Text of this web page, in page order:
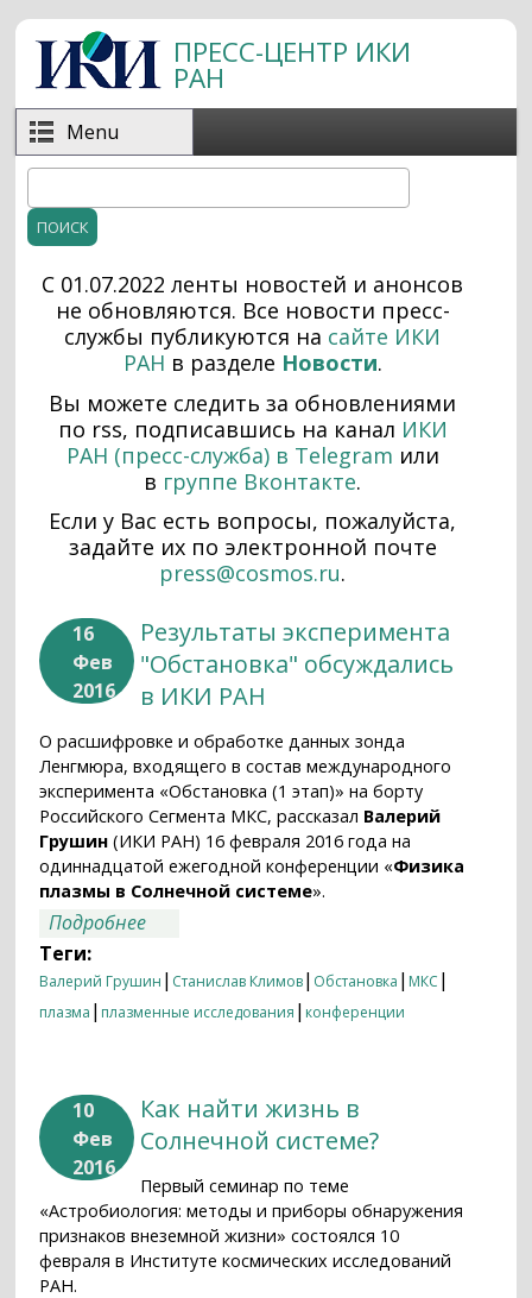
Перейти к основному содержанию
ПРЕСС-ЦЕНТР ИКИ
РАН
Menu
Форма поиска
С 01.07.2022 ленты новостей и анонсов
не обновляются. Все новости пресс-
службы публикуются на сайте ИКИ
РАН в разделе Новости.
Вы можете следить за обновлениями
по rss, подписавшись на канал ИКИ
РАН (пресс-служба) в Telegram или
в группе Вконтакте.
Если у Вас есть вопросы, пожалуйста,
задайте их по электронной почте
press@cosmos.ru.
16
Фев
2016
Результаты эксперимента
"Обстановка" обсуждались
в ИКИ РАН
О расшифровке и обработке данных зонда
Ленгмюра, входящего в состав международного
эксперимента «Обстановка (1 этап)» на борту
Российского Сегмента МКС, рассказал Валерий
Грушин (ИКИ РАН) 16 февраля 2016 года на
одиннадцатой ежегодной конференции «Физика
плазмы в Солнечной системе».
Подробнее
Теги:
Валерий Грушин | Станислав Климов| Обстановка | МКС |
плазма | плазменные исследования | конференции
10
Фев
2016
Как найти жизнь в
Солнечной системе?
Первый семинар по теме
«Астробиология: методы и приборы обнаружения
признаков внеземной жизни» состоялся 10
февраля в Институте космических исследований
РАН.